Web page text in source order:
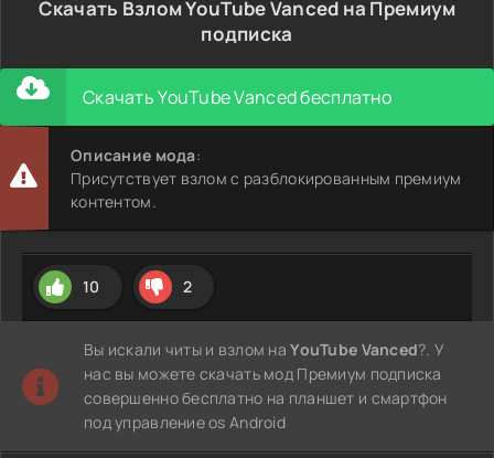
Скачать Взлом YouTube Vanced на Премиум
подписка
Скачать YouTube Vanced бесплатно
Описание мода:
Присутствует взлом с разблокированным премиум
контентом.
10 2
Вы искали читы и взлом наYouTube Vanced?. У
нас вы можете скачать мод Премиум подписка
совершенно бесплатно на планшет и смартфон
под управление os Android